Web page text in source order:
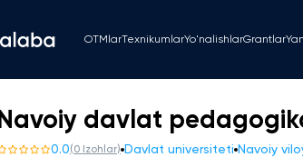
OTMlarTexnikumlarYo'nalishlarGrantlar
Navoiy davlat
0.0(0 Izohlar) Davlat universiteti Navoiy